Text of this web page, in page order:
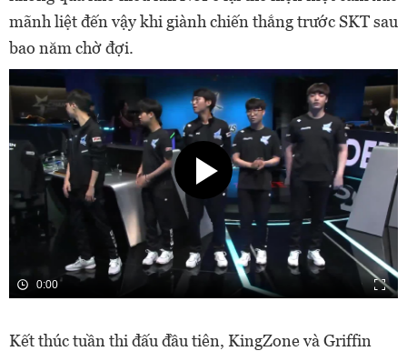
mãnh liệt đến vậy khi giành chiến thắng trước SKT sau
bao năm chờ đợi.
0:00
Kết thúc tuần thi đấu đầu tiên, KingZone và Griffin